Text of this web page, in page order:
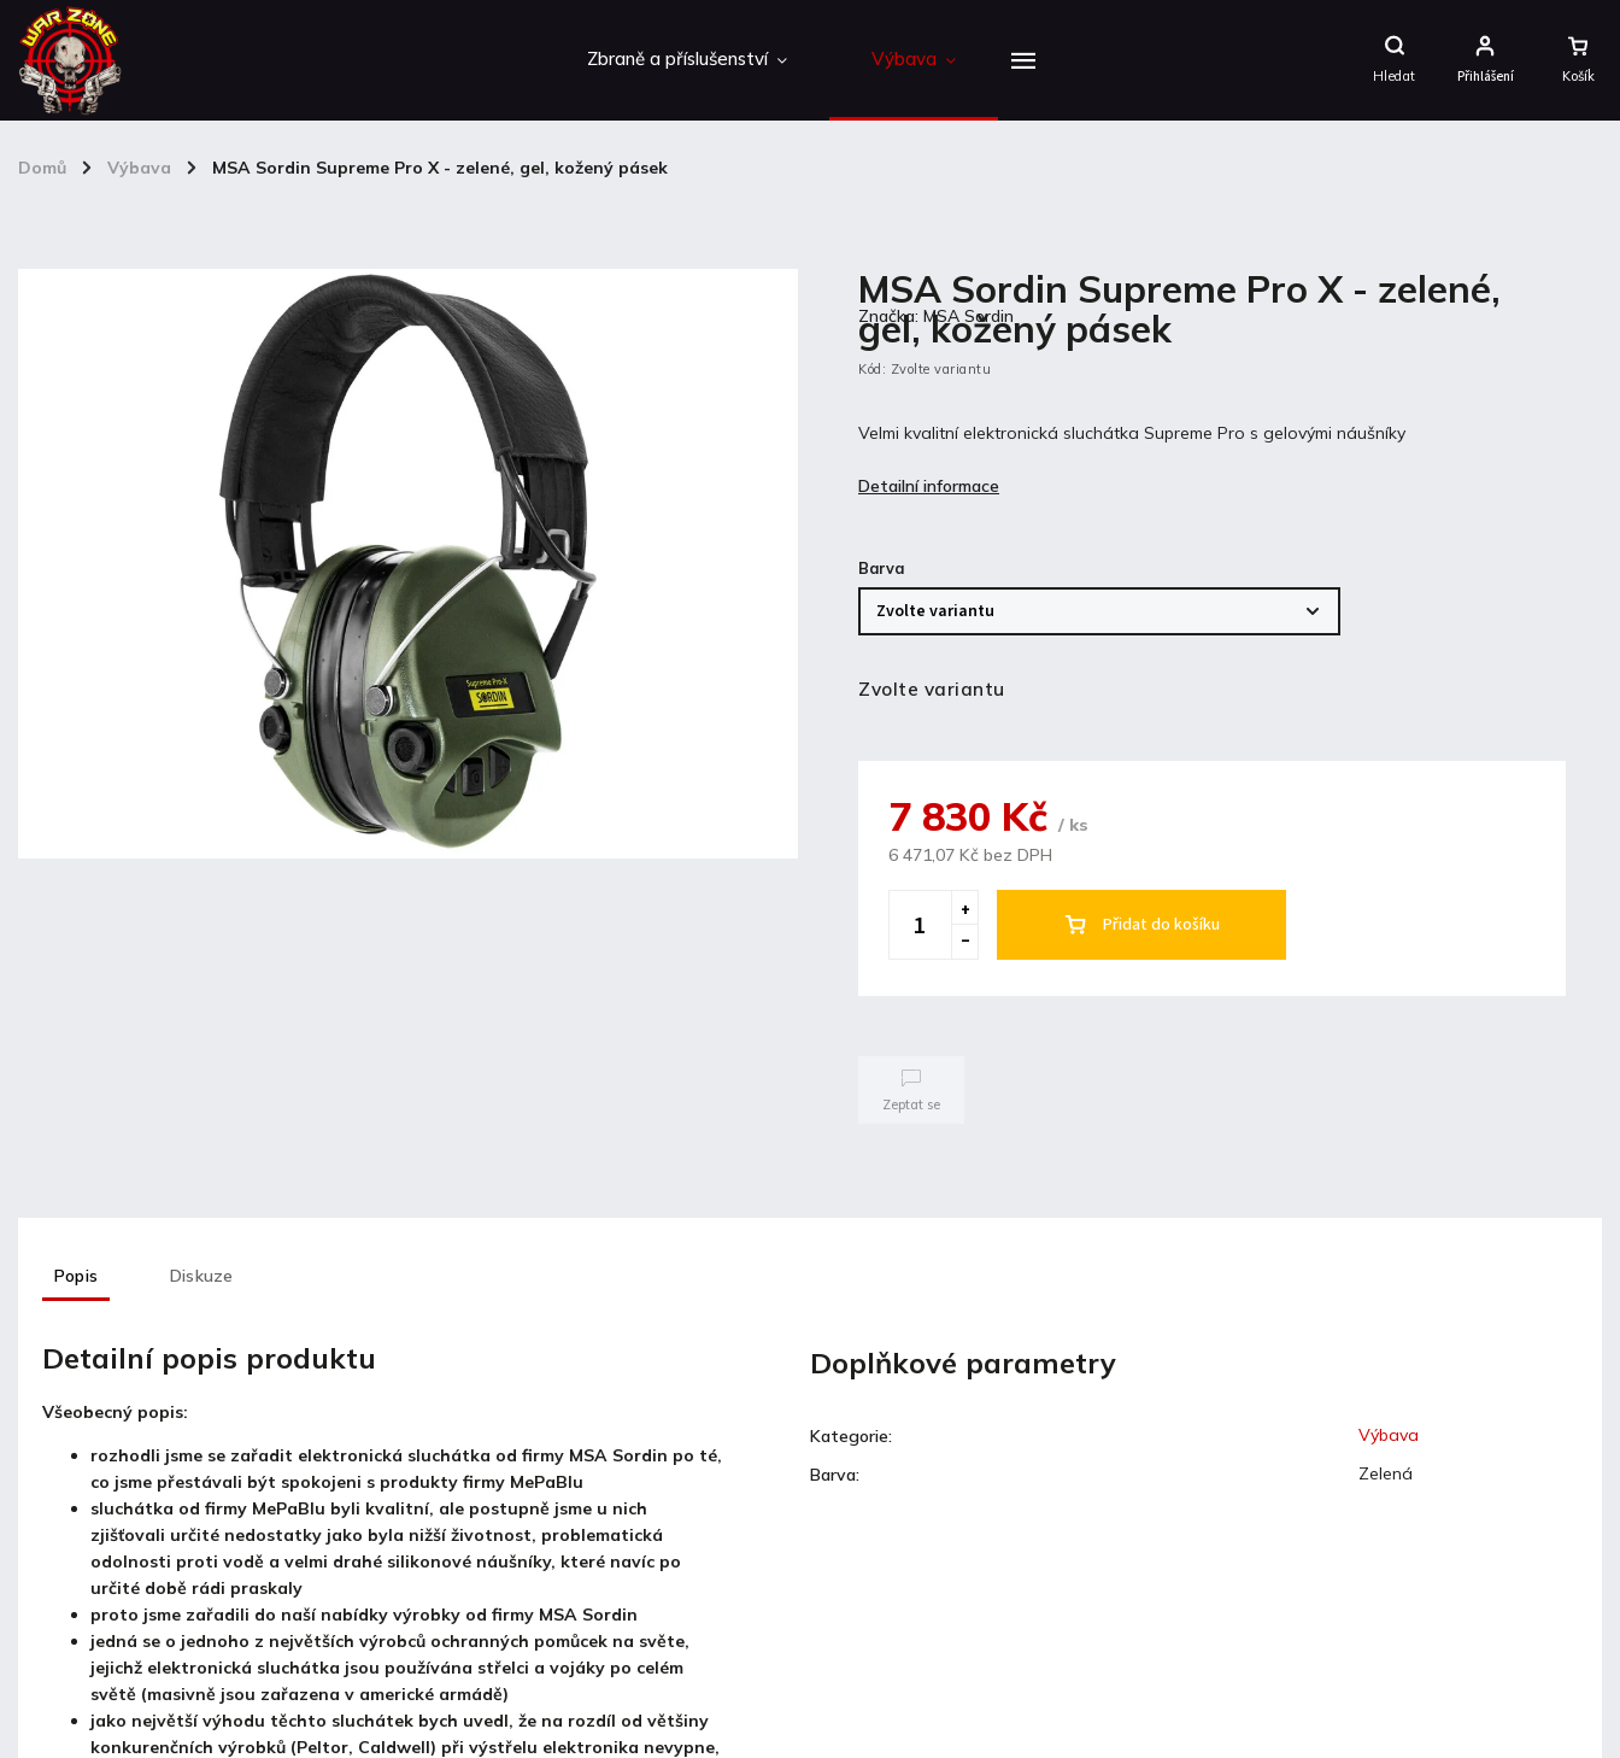
Hledat
Nákupní
Košík
Přihlášení
Zbraně a příslušenství Výbava
Domů / Výbava / MSA Sordin Supreme Pro X - zelené, gel, kožený pásek
MSA Sordin Supreme Pro X - zelené,
gel, kožený pásek
Kód: Zvolte variantu
Velmi kvalitní elektronická sluchátka Supreme Pro s gelovými náušníky
Detailní informace
Značka:MSA Sordin
Barva
Zvolte variantu
7 830 Kč/ ks
6 471,07 Kč bez DPH
Přidat do košíku
Zeptat se
Popis Diskuze
Detailní popis produktu
Všeobecný popis:
rozhodli jsme se zařadit elektronická sluchátka od firmy MSA Sordin po té,
co jsme přestávali být spokojeni s produkty firmy MePaBlu
sluchátka od firmy MePaBlu byli kvalitní, ale postupně jsme u nich
zjišťovali určité nedostatky jako byla nižší životnost, problematická
odolnosti proti vodě a velmi drahé silikonové náušníky, které navíc po
určité době rádi praskaly
proto jsme zařadili do naší nabídky výrobky od firmy MSA Sordin
jedná se o jednoho z největších výrobců ochranných pomůcek na světe,
jejichž elektronická sluchátka jsou používána střelci a vojáky po celém
světě (masivně jsou zařazena v americké armádě)
jako největší výhodu těchto sluchátek bych uvedl, že na rozdíl od většiny
konkurenčních výrobků (Peltor, Caldwell) při výstřelu elektronika nevypne,
Doplňkové parametry
Kategorie:
Výbava
Barva: Zelená